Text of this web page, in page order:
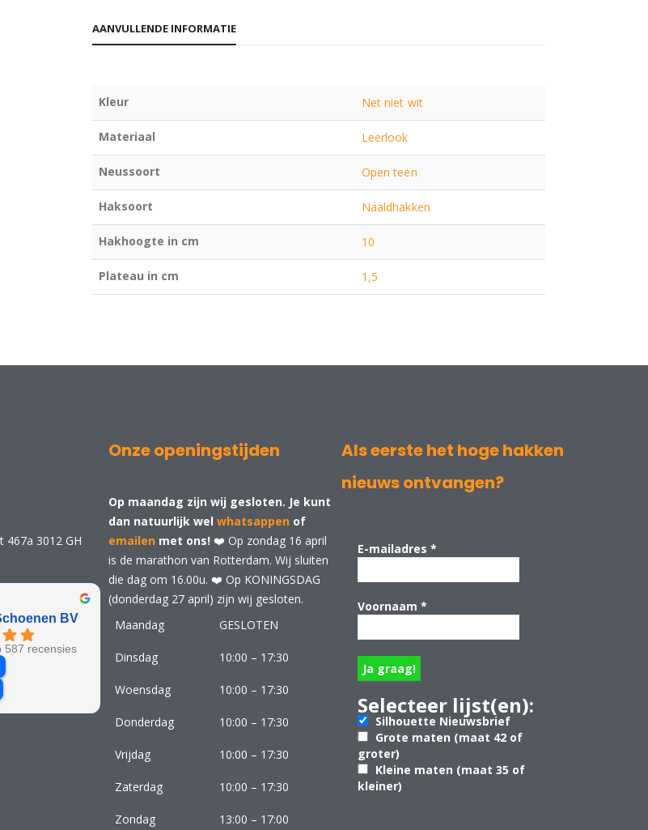
AANVULLENDE INFORMATIE
Kleur Net niet wit
Materiaal Leerlook
Neussoort Open teen
Haksoort Naaldhakken
Hakhoogte in cm 10
Plateau in cm 1,5
467a 3012 GH
BV
587 recensies
Onze openingstijden
Op maandag zijn wij gesloten. Je kunt
dan natuurlijk wel whatsappen of
emailen met ons! ❤️ Op zondag 16 april
is de marathon van Rotterdam. Wij sluiten
die dag om 16.00u. ❤️ Op KONINGSDAG
(donderdag 27 april) zijn wij gesloten.
Maandag
GESLOTEN
Dinsdag 10:00 – 17:30
Woensdag 10:00 – 17:30
Donderdag 10:00 – 17:30
Vrijdag 10:00 – 17:30
Zaterdag 10:00 – 17:30
Zondag 13:00 – 17:00
Als eerste het hoge hakken
nieuws ontvangen?
E-mailadres *
Voornaam *
Selecteer lijst(en):
Silhouette Nieuwsbrief
Grote maten (maat 42 of
groter)
Kleine maten (maat 35 of
kleiner)